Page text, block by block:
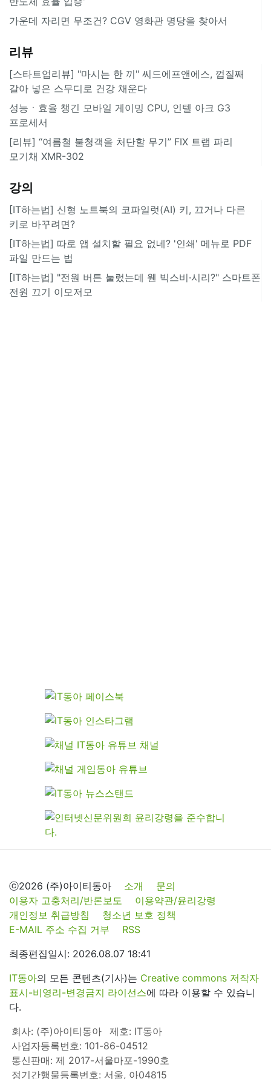
가운데 자리면 무조건? CGV 영화관 명당을 찾아서
리뷰
[스타트업리뷰] "마시는 한 끼" 씨드에프앤에스, 껍질째
갈아 넣은 스무디로 건강 채운다
성능ㆍ효율 챙긴 모바일 게이밍 CPU, 인텔 아크 G3
프로세서
[리뷰] “여름철 불청객을 처단할 무기” FIX 트랩 파리
모기채 XMR-302
강의
[IT하는법] 신형 노트북의 코파일럿(AI) 키, 끄거나 다른
키로 바꾸려면?
[IT하는법] 따로 앱 설치할 필요 없네? '인쇄' 메뉴로 PDF
파일 만드는 법
[IT하는법] "전원 버튼 눌렀는데 웬 빅스비·시리?" 스마트폰
전원 끄기 이모저모
ⓒ2026 (주)아이티동아 소개
문의
이용자 고충처리/반론보도
이용약관/윤리강령
개인정보 취급방침
청소년 보호 정책
E-MAIL 주소 수집 거부
RSS
최종편집일시: 2026.08.07 18:41
IT동아의 모든 콘텐츠(기사)는 Creative commons 저작자
표시-비영리-변경금지 라이선스에 따라 이용할 수 있습니
다.
회사: (주)아이티동아
제호: IT동아
사업자등록번호: 101-86-04512
통신판매: 제 2017-서울마포-1990호
정기간행물등록번호: 서울, 아04815